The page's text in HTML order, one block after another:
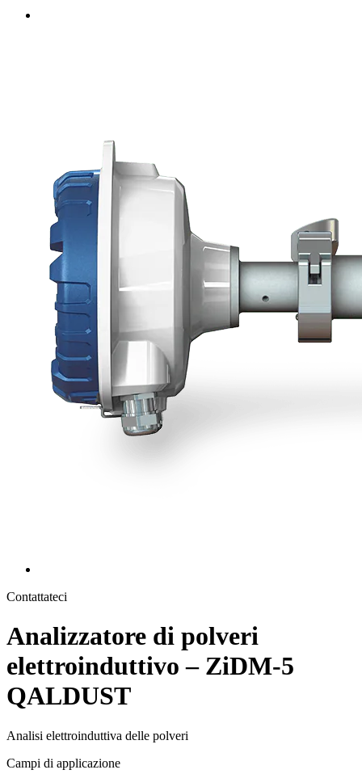
Contattateci
Analizzatore di polveri
elettroinduttivo – ZiDM-5
QALDUST
Analisi elettroinduttiva delle polveri
Campi di applicazione